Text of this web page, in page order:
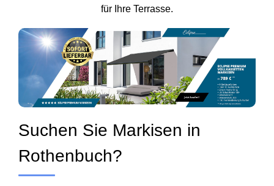
für Ihre Terrasse.
Suchen Sie Markisen in
Rothenbuch?